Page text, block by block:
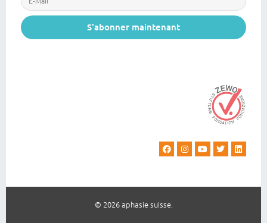
S'abonner maintenant
© 2026 aphasie suisse.